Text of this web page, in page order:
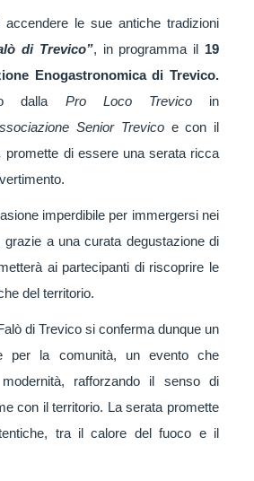
le sue antiche tradizioni
di Trevico”, in programma il 19
Enogastronomica di Trevico.
dalla Pro Loco Trevicoin
Senior Trevicoe con il
promette di essere una serata ricca
imperdibile per immergersi nei
a una curata degustazione di
ai partecipanti di riscoprire le
del territorio.
di Trevico si conferma dunque un
per la comunità, un evento che
rafforzando il senso di
con il territorio. La serata promette
tra il calore del fuoco e il